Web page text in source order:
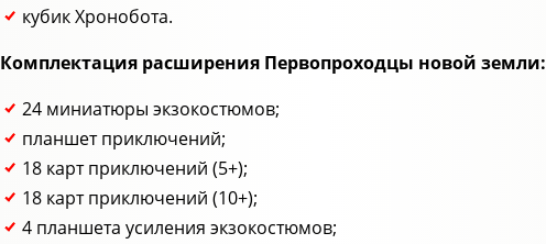
кубик Хронобота.
Комплектация расширения Первопроходцы новой земли:
24 миниатюры экзокостюмов;
планшет приключений;
18 карт приключений (5+);
18 карт приключений (10+);
4 планшета усиления экзокостюмов;